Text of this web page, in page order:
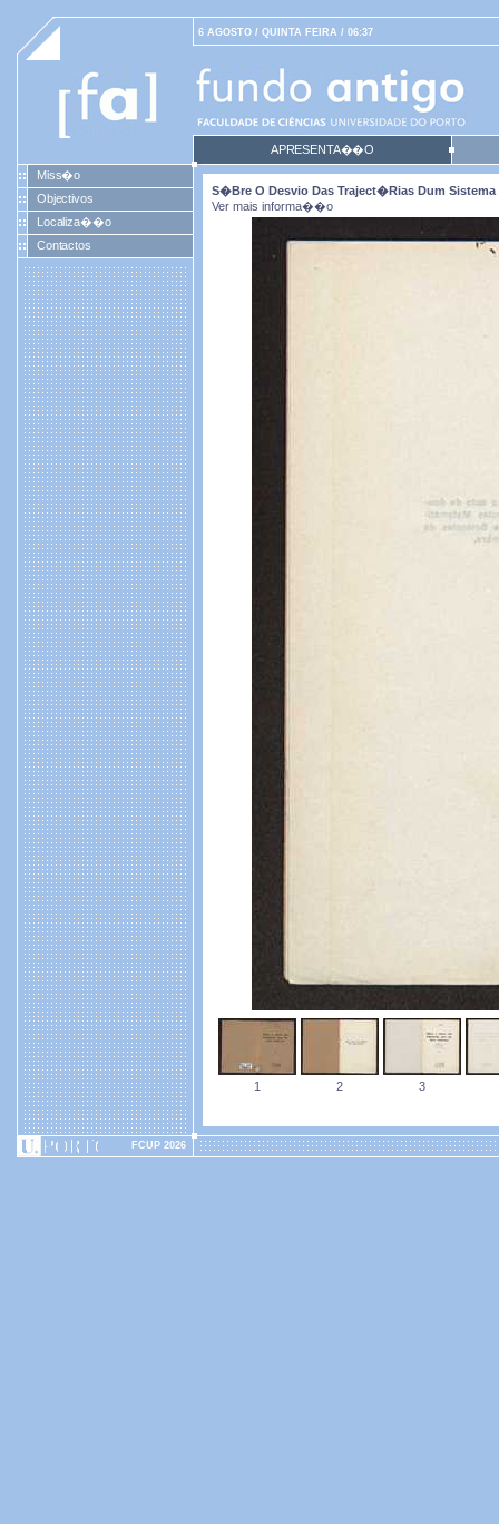
6 AGOSTO / QUINTA FEIRA / 06:37
APRESENTA��O
Miss�o
Objectivos
Localiza��o
Contactos
S�bre O Desvio Das Traject�rias Dum
Ver mais informa��o
1 2 3
FCUP 2026